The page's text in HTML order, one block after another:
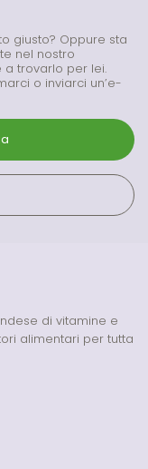
giusto? Oppure sta
nel nostro
a trovarlo per lei.
o inviarci un’e-
di vitamine e
alimentari per tutta